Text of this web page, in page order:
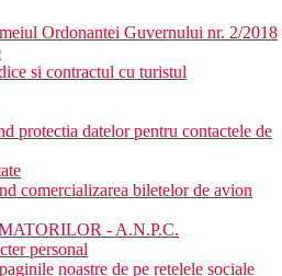
este situata la cca 300 m de hotel.
pe plaja contra cost.
cost
3 km)
Ordonantei Guvernului nr. 2/2018
si contractul cu turistul
protectia datelor pentru contactele de
comercializarea biletelor de avion
- A.N.P.C.
personal
noastre de pe retelele sociale